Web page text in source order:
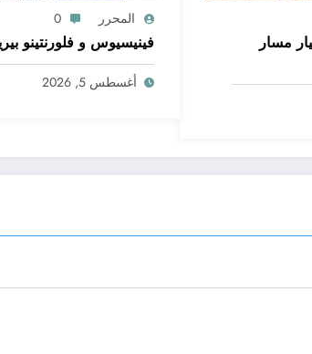
مسار
المحرر 0
فينيسيوس و فلورنتينو
أغسطس 5, 2026